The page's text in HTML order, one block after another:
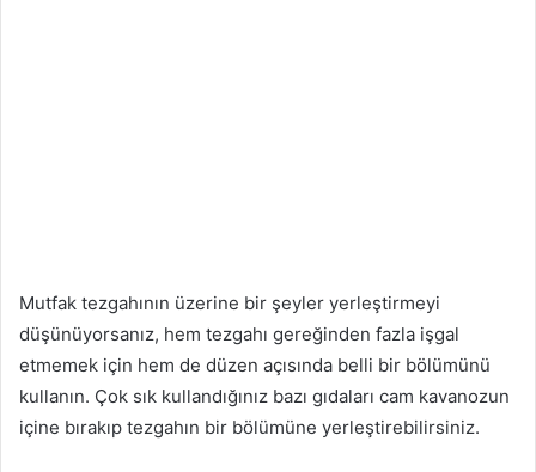
Mutfak tezgahının üzerine bir şeyler yerleştirmeyi
düşünüyorsanız, hem tezgahı gereğinden fazla işgal
etmemek için hem de düzen açısında belli bir bölümünü
kullanın. Çok sık kullandığınız bazı gıdaları cam kavanozun
içine bırakıp tezgahın bir bölümüne yerleştirebilirsiniz.